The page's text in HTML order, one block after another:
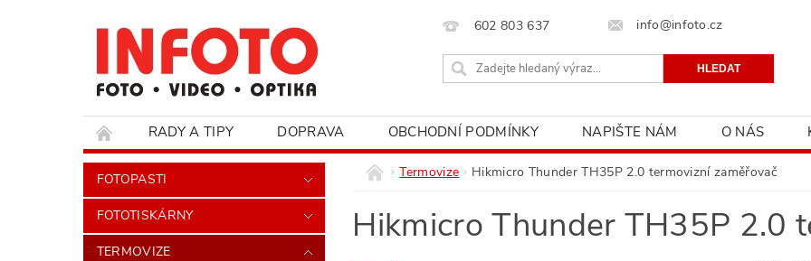
602 803 637 info@infoto.cz
RADY A TIPY DOPRAVA OBCHODNÍ PODMÍNKY NAPIŠTE NÁM O NÁS
HODNOCENÍ OBCHODU
FOTOPASTI
FOTOTISKÁRNY
TERMOVIZE
Termovize Hikmicro Thunder TH35P 2.0 termovizní zaměřovač
Hikmicro Thunder TH35P 2.0